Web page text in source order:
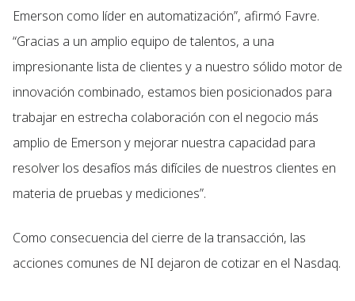
Emerson como líder en automatización”, afirmó Favre.
“Gracias a un amplio equipo de talentos, a una
impresionante lista de clientes y a nuestro sólido motor de
innovación combinado, estamos bien posicionados para
trabajar en estrecha colaboración con el negocio más
amplio de Emerson y mejorar nuestra capacidad para
resolver los desafíos más difíciles de nuestros clientes en
materia de pruebas y mediciones”.
Como consecuencia del cierre de la transacción, las
acciones comunes de NI dejaron de cotizar en el Nasdaq.